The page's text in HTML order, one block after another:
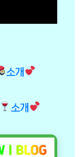
소개
소개